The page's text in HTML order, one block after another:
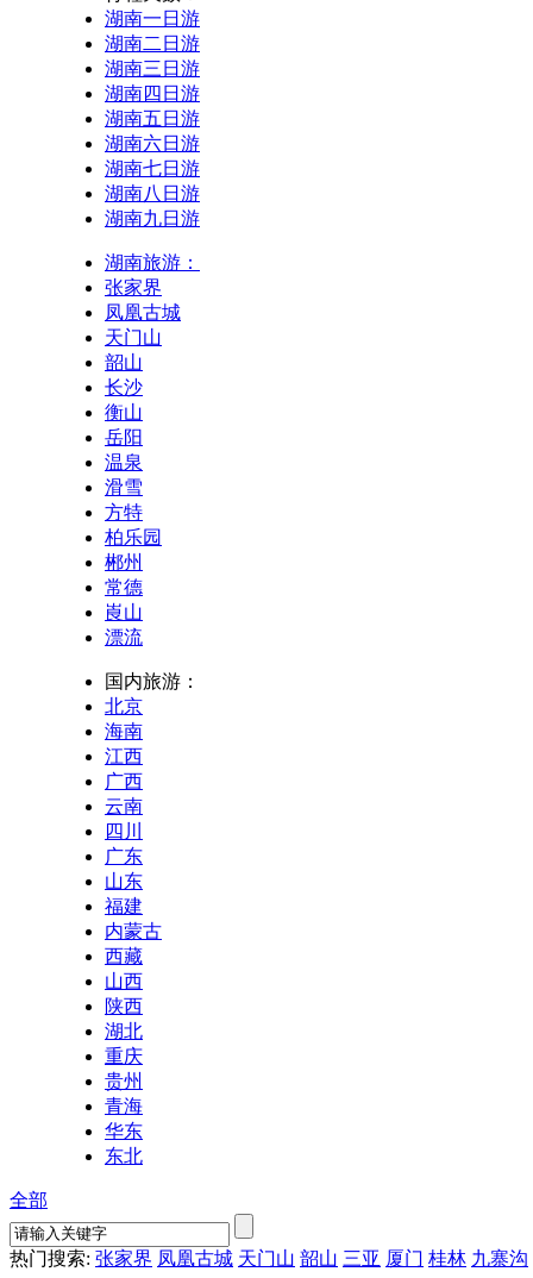
湖南一日游
湖南二日游
湖南三日游
湖南四日游
湖南五日游
湖南六日游
湖南七日游
湖南八日游
湖南九日游
湖南旅游：
张家界
凤凰古城
天门山
韶山
长沙
衡山
岳阳
温泉
滑雪
方特
柏乐园
郴州
常德
崀山
漂流
国内旅游：
北京
海南
江西
广西
云南
四川
广东
山东
福建
内蒙古
西藏
山西
陕西
湖北
重庆
贵州
青海
华东
东北
全部
热门搜索: 张家界 凤凰古城 天门山 韶山 三亚 厦门 桂林 九寨沟